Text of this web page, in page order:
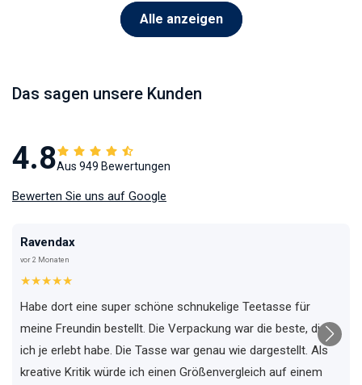
Alle anzeigen
Das sagen unsere Kunden
4.8Aus 949 Bewertungen
Bewerten Sie uns auf Google
Ravendax
vor 2 Monaten
★★★★★
Habe dort eine super schöne schnukelige Teetasse für
meine Freundin bestellt. Die Verpackung war die beste, die
ich je erlebt habe. Die Tasse war genau wie dargestellt. Als
kreative Kritik würde ich einen Größenvergleich auf einem